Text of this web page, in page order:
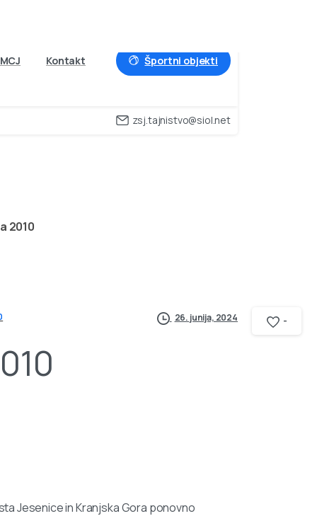
MCJ Kontakt Športni objekti
zsj.tajnistvo@siol.net
2010
26. junija, 2024
Jesenice in Kranjska Gora ponovno
-